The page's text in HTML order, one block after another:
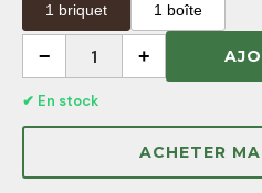
1 briquet 1 boîte
− 1 +
✔ En stock
ACHETER